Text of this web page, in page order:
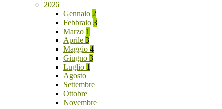
2026
Gennaio 2
Febbraio 3
Marzo 1
Aprile 3
Maggio 4
Giugno 3
Luglio 1
Agosto
Settembre
Ottobre
Novembre